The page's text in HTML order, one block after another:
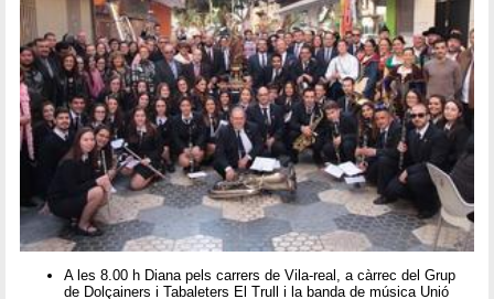
A les 8.00 h Diana pels carrers de Vila-real, a càrrec del Grup
de Dolçainers i Tabaleters El Trull i la banda de música Unió